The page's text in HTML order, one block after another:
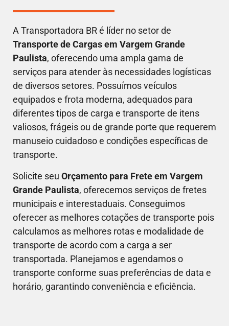
A Transportadora BR é líder no setor de
Transporte de Cargas em Vargem Grande
Paulista, oferecendo uma ampla gama de
serviços para atender às necessidades logísticas
de diversos setores. Possuímos veículos
equipados e frota moderna, adequados para
diferentes tipos de carga e transporte de itens
valiosos, frágeis ou de grande porte que requerem
manuseio cuidadoso e condições específicas de
transporte.
Solicite seu Orçamento para Frete em Vargem
Grande Paulista, oferecemos serviços de fretes
municipais e interestaduais. Conseguimos
oferecer as melhores cotações de transporte pois
calculamos as melhores rotas e modalidade de
transporte de acordo com a carga a ser
transportada. Planejamos e agendamos o
transporte conforme suas preferências de data e
horário, garantindo conveniência e eficiência.